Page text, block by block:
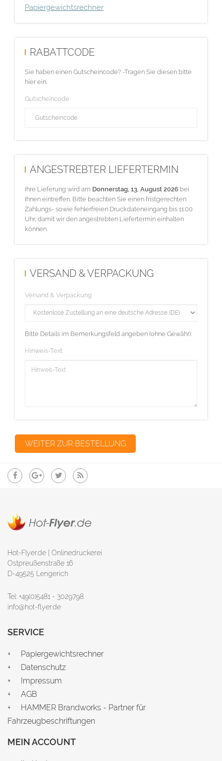
Papiergewichtsrechner
RABATTCODE
Sie haben einen Gutscheincode? -Tragen Sie diesen bitte
hier ein.
Gutscheincode
ANGESTREBTER LIEFERTERMIN
Ihre Lieferung wird am Donnerstag, 13. August 2026 bei
Ihnen eintreffen. Bitte beachten Sie einen fristgerechten
Zahlungs- sowie fehlerfreien Druckdateneingang bis 11:00
Uhr, damit wir den angestrebten Liefertermin einhalten
können.
VERSAND & VERPACKUNG
Versand & Verpackung
Bitte Details im Bemerkungsfeld angeben (ohne Gewähr):
Hinweis-Text
Hot-Flyer.de | Onlinedruckerei
Ostpreußenstraße 16
D-49525 Lengerich
Tel: +49(0)5481 - 3029798
info@hot-flyer.de
SERVICE
Papiergewichtsrechner
Datenschutz
Impressum
AGB
HAMMER Brandworks - Partner für
Fahrzeugbeschriftungen
MEIN ACCOUNT